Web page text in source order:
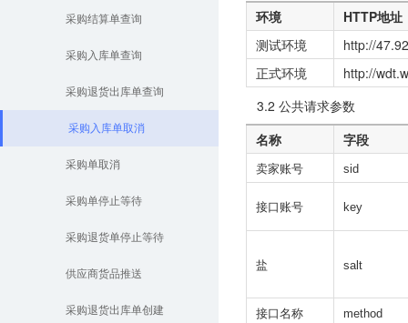
采购结算单查询
采购入库单查询
采购退货出库单查询
采购入库单取消
采购单取消
采购单停止等待
采购退货单停止等待
供应商货品推送
采购退货出库单创建
环境
HTTP地址
测试环境
http://
正式环境
http://
3.2 公共请求参数
名称
字段
卖家账号 sid
接口账号 key
盐 salt
接口名称 method